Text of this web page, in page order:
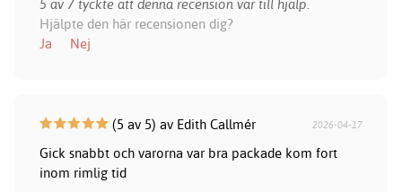
5 av 7 tyckte att denna recension var till hjälp.
Hjälpte den här recensionen dig?
Ja
Nej
(5 av 5) av Edith Callmér 2026-04-17
Gick snabbt och varorna var bra packade kom fort
inom rimlig tid